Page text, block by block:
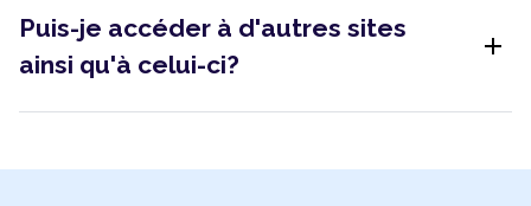
Puis-je accéder à d'autres sites
ainsi qu'à celui-ci?
add